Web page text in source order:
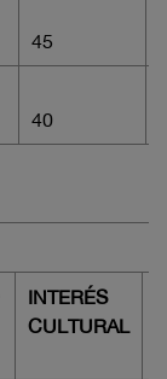
45
40
INTERÉS
CULTURAL